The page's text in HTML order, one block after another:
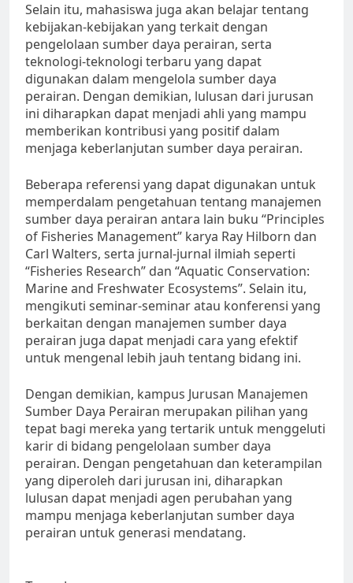
Selain itu, mahasiswa juga akan belajar tentang
kebijakan-kebijakan yang terkait dengan
pengelolaan sumber daya perairan, serta
teknologi-teknologi terbaru yang dapat
digunakan dalam mengelola sumber daya
perairan. Dengan demikian, lulusan dari jurusan
ini diharapkan dapat menjadi ahli yang mampu
memberikan kontribusi yang positif dalam
menjaga keberlanjutan sumber daya perairan.
Beberapa referensi yang dapat digunakan untuk
memperdalam pengetahuan tentang manajemen
sumber daya perairan antara lain buku “Principles
of Fisheries Management” karya Ray Hilborn dan
Carl Walters, serta jurnal-jurnal ilmiah seperti
“Fisheries Research” dan “Aquatic Conservation:
Marine and Freshwater Ecosystems”. Selain itu,
mengikuti seminar-seminar atau konferensi yang
berkaitan dengan manajemen sumber daya
perairan juga dapat menjadi cara yang efektif
untuk mengenal lebih jauh tentang bidang ini.
Dengan demikian, kampus Jurusan Manajemen
Sumber Daya Perairan merupakan pilihan yang
tepat bagi mereka yang tertarik untuk menggeluti
karir di bidang pengelolaan sumber daya
perairan. Dengan pengetahuan dan keterampilan
yang diperoleh dari jurusan ini, diharapkan
lulusan dapat menjadi agen perubahan yang
mampu menjaga keberlanjutan sumber daya
perairan untuk generasi mendatang.